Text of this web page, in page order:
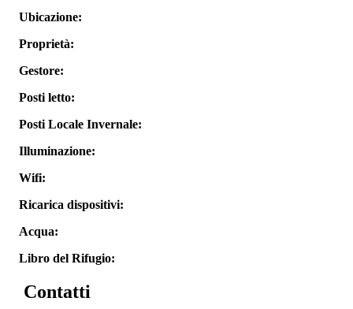
Ubicazione:
Proprietà:
Gestore:
Posti letto:
Posti Locale Invernale:
Illuminazione:
Wifi:
Ricarica dispositivi:
Acqua:
Libro del Rifugio:
Contatti